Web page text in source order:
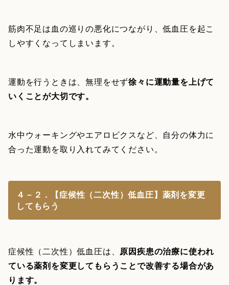
筋肉不足は血の巡りの悪化につながり、低血圧を起こ
しやすくなってしまいます。
運動を行うときは、無理をせず徐々に運動量を上げて
いくことが大切です。
水中ウォーキングやエアロビクスなど、自分の体力に
合った運動を取り入れてみてください。
４－２．【症候性（二次性）低血圧】薬剤を変更
してもらう
症候性（二次性）低血圧は、 原因疾患の治療に使われ
ている薬剤を変更してもらうことで改善する場合があ
ります。